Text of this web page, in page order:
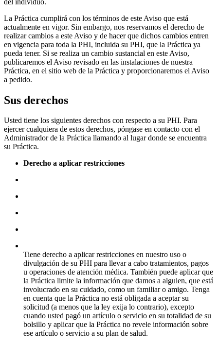
La Práctica cumplirá con los términos de este Aviso que está
actualmente en vigor. Sin embargo, nos reservamos el derecho de
realizar cambios a este Aviso y de hacer que dichos cambios entren
en vigencia para toda la PHI, incluida su PHI, que la Práctica ya
pueda tener. Si se realiza un cambio sustancial en este Aviso,
publicaremos el Aviso revisado en las instalaciones de nuestra
Práctica, en el sitio web de la Práctica y proporcionaremos el Aviso
a pedido.
Sus derechos
Usted tiene los siguientes derechos con respecto a su PHI. Para
ejercer cualquiera de estos derechos, póngase en contacto con el
Administrador de la Práctica llamando al lugar donde se encuentra
su Práctica.
Derecho a aplicar restricciones
Tiene derecho a aplicar restricciones en nuestro uso o
divulgación de su PHI para llevar a cabo tratamientos, pagos
u operaciones de atención médica. También puede aplicar que
la Práctica limite la información que damos a alguien, que está
involucrado en su cuidado, como un familiar o amigo. Tenga
en cuenta que la Práctica no está obligada a aceptar su
solicitud (a menos que la ley exija lo contrario), excepto
cuando usted pagó un artículo o servicio en su totalidad de su
bolsillo y aplicar que la Práctica no revele información sobre
ese artículo o servicio a su plan de salud.